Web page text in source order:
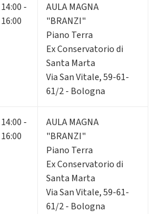
14:00 -
16:00
AULA MAGNA
"BRANZI"
Piano Terra
Ex Conservatorio di
Santa Marta
Via San Vitale, 59-61-
61/2 - Bologna
14:00 -
16:00
AULA MAGNA
"BRANZI"
Piano Terra
Ex Conservatorio di
Santa Marta
Via San Vitale, 59-61-
61/2 - Bologna